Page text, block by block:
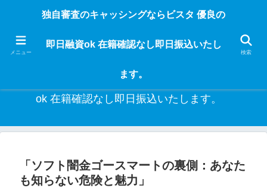
独自審査のフリーローンならビスタなら24時間365日 在籍確認なしで借りれる
な入用があっても安心！融資率97％！仕事をしている人ならブラックでも給料
日返済の１ヶ月融資で借りられるから安心！
独自審査のキャッシングならビスタ 優良の即日融資
ok 在籍確認なし即日振込いたします。
「ソフト闇金ゴースマートの裏側：あなた
も知らない危険と魅力」
メニュー
独自審査のキャッシングならビスタ 優良の
即日融資ok 在籍確認なし即日振込いたし
ます。
検索